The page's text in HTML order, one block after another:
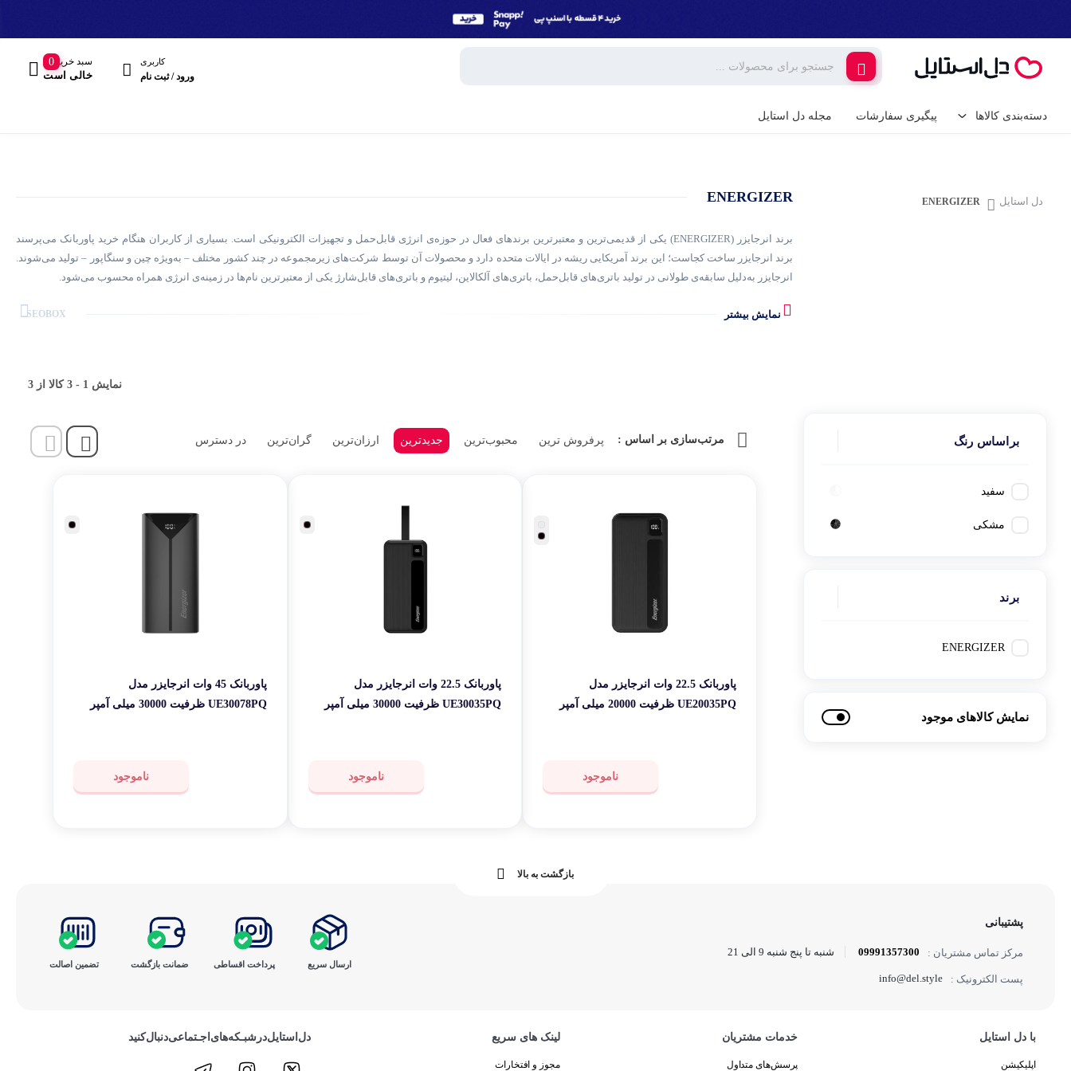
کاربری
ورود / ثبت نام
سبد خرید
خالی است
0
دسته‌بندی کالاها
شارژر و کابل گوشی
شارژر فندکی
پایه نگهدارنده گوشی و تبلت
هارد دیسک اکسترنال
ساعت هوشمند
گیمینگ
پیگیری سفارشات مجله دل استایل
دل استایل ENERGIZER
ENERGIZER
برند انرجایزر (ENERGIZER) یکی از قدیمی‌ترین و معتبرترین برندهای فعال در حوزه‌ی انرژی قابل‌حمل و تجهیزات الکترونیکی است. بسیاری از کاربران هنگام خرید پاوربانک می‌پرسند
برند انرجایزر ساخت کجاست؛ این برند آمریکایی ریشه در ایالات متحده دارد و محصولات آن توسط شرکت‌های زیرمجموعه در چند کشور مختلف – به‌ویژه چین و سنگاپور – تولید می‌شوند.
انرجایزر به‌دلیل سابقه‌ی طولانی در تولید باتری‌های قابل‌حمل، باتری‌های آلکالاین، لیتیوم و باتری‌های قابل‌شارژ یکی از معتبرترین نام‌ها در زمینه‌ی انرژی همراه محسوب می‌شود.
پاوربانک‌های ۵۰۰۰، ۱۰۰۰۰، ۲۰۰۰۰ و ۳۰ هزار میلی‌آمپر گرفته تا سری‌های پیشرفته‌تر با فناوری‌های Fast Charge، Power Delivery (PD) و Quick Charge. بسیاری از کاربران پاوربانک‌های
مانند چراغ‌قوه‌های LED و لامپ‌های پرتابل می‌شود. هر یک از این محصولات با هدف ارائه‌ی تجربه‌ی پایدار، طول عمر بالا و ایمنی بالا طراحی شده‌اند. جزء کلیدی تمایز Energizer نسبت به
پاوربانک‌ها و لوازم جانبی انرجایزر با انواع گوشی‌ها و دستگاه‌های هوشمند از برندهای مطرح مانند Apple، Samsung، Xiaomi، Huawei و سایر برندهای اندرویدی سازگارند. بسیاری از
کاربران حرفه‌ای که به دنبال پاوربانک با ظرفیت واقعی، شارژ سریع و عمر طولانی هستند، انرجایزر را انتخاب می‌کنند؛ زیرا این برند به‌جای تمرکز بر ظاهر فانتزی، روی کیفیت سلول،
نمایش بیشتر SEOBOX
براساس رنگ
سفید
مشکی
برند
ENERGIZER
نمایش کالاهای موجود
نمایش 1
-
3 کالا از 3
مرتب‌سازی بر اساس : پرفروش ترین محبوب‌ترین جدیدترین ارزان‌ترین گران‌ترین در دسترس
پاوربانک 22.5 وات انرجایزر مدل
UE20035PQ ظرفیت 20000 میلی آمپر
ناموجود
پاوربانک 22.5 وات انرجایزر مدل
UE30035PQ ظرفیت 30000 میلی آمپر
ناموجود
پاوربانک 45 وات انرجایزر مدل
UE30078PQ ظرفیت 30000 میلی آمپر
ناموجود
بازگشت به بالا
پشتیبانی
مرکز تماس مشتریان : 09991357300 شنبه تا پنج شنبه 9 الی 21
پست الکترونیک : info@del.style
ارسال سریع پرداخت ‌اقساطی ضمانت بازگشت تضمین اصالت
با دل استایل
اپلیکیشن
خدمات مشتریان
پرسش‌های متداول
لینک های سریع
مجوز و افتخارات
دل‌استایل‌در‌‌شبـکه‌های‌اجـتماعی‌دنبال‌کنید